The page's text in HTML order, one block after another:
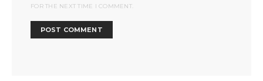
FOR THE NEXT TIME I COMMENT.